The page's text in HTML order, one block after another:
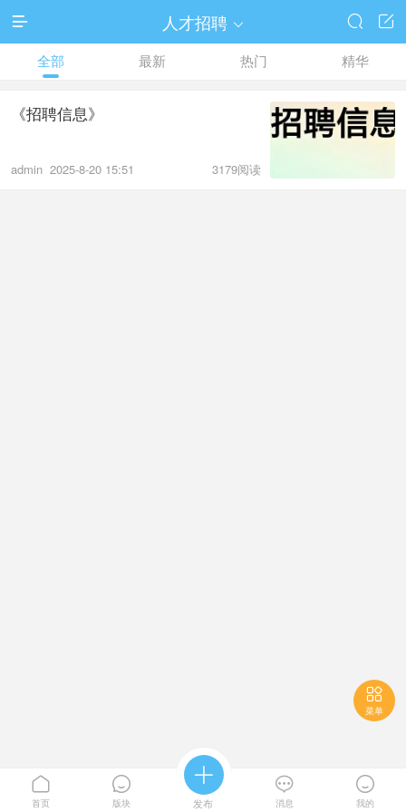
 人才招聘  

全部 最新 热门 精华
《招聘信息》
3179阅读
admin 2025-8-20 15:51

菜单

首页

版块

发布

消息

我的